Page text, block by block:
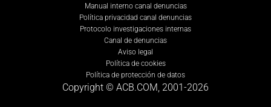
Manual interno canal denuncias
Política privacidad canal denuncias
Protocolo investigaciones internas
Canal de denuncias
Aviso legal
Política de cookies
Política de protección de datos
Copyright © ACB.COM, 2001-2026